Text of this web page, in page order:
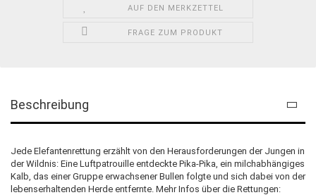
AUF DEN MERKZETTEL
FRAGE ZUM PRODUKT
Beschreibung
Jede Elefantenrettung erzählt von den Herausforderungen der Jungen in
der Wildnis: Eine Luftpatrouille entdeckte Pika-Pika, ein milchabhängiges
Kalb, das einer Gruppe erwachsener Bullen folgte und sich dabei von der
lebenserhaltenden Herde entfernte. Mehr Infos über die Rettungen: